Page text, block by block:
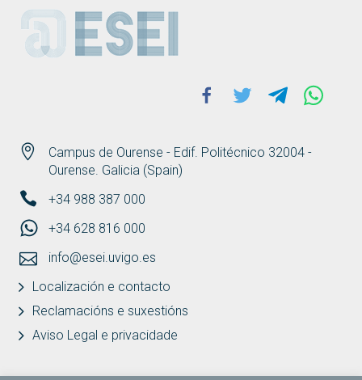
ESEI
Campus de Ourense - Edif. Politécnico 32004 -
Ourense. Galicia (Spain)
+34 988 387 000
+34 628 816 000
info@esei.uvigo.es
Localización e contacto
Reclamacións e suxestións
Aviso Legal e privacidade
Facebook
Twitter Telegram